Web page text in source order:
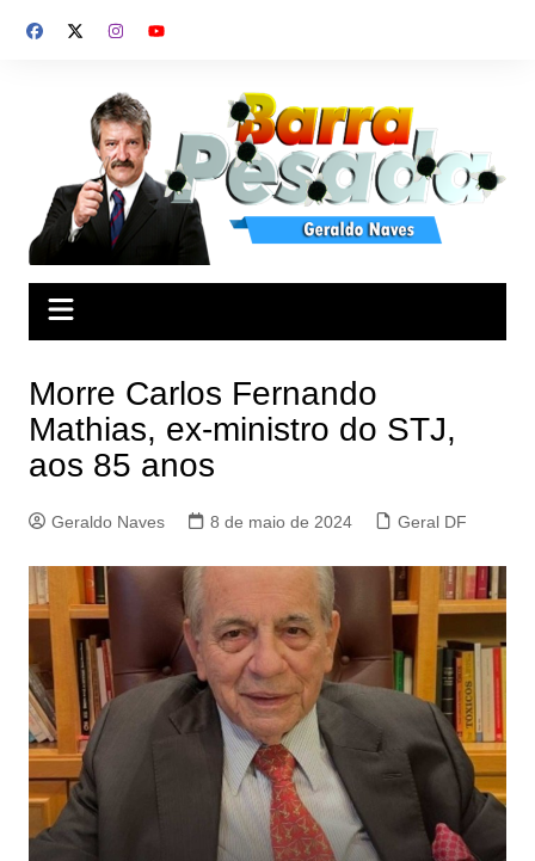
para
Morre Carlos Fernando
Mathias, ex-ministro do STJ,
aos 85 anos
Geraldo Naves 8 de maio de 2024 Geral DF